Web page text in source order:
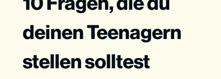
deinen Teenagern
stellen solltest